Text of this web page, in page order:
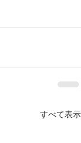
すべて表示